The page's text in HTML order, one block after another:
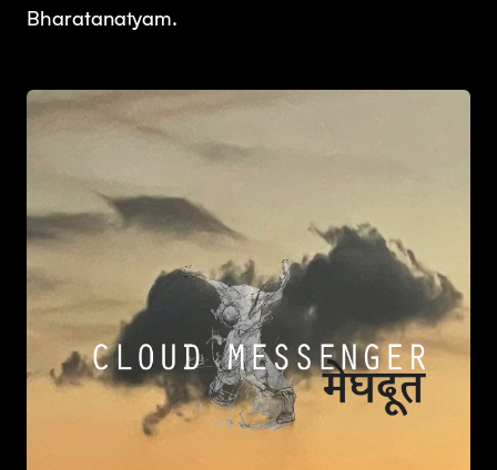
Bharatanatyam.